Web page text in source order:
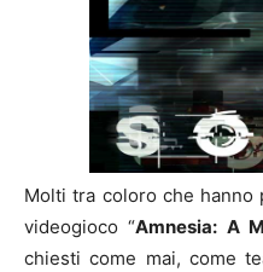
Molti tra coloro che hanno
videogioco “Amnesia: A
chiesti come mai, come